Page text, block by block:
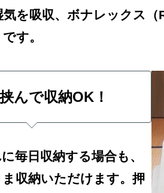
を吸収、ボナレックス
す。
んで収納OK！
毎日収納する場合も、
収納いただけます。押